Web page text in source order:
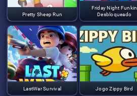
Pretty Sheep Run
Friday Night Funkin
Desbloqueado
LastWar Survival Jogo Zippy Bird